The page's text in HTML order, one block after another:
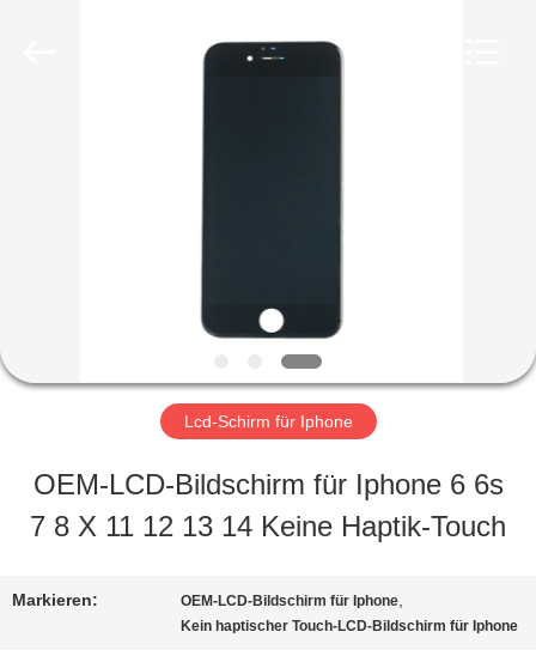
ÜBER
FABRIK
TOUR
Lcd-Schirm für Iphone
OEM-LCD-Bildschirm für Iphone 6 6s
7 8 X 11 12 13 14 Keine Haptik-Touch
Markieren: OEM-LCD-Bildschirm für Iphone,
Kein haptischer Touch-LCD-Bildschirm für Iphone